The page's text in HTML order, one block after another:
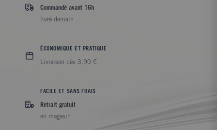
Commandé avant 16h
livré demain
ÉCONOMIQUE ET PRATIQUE
Livraison dès 3,90 €
FACILE ET SANS FRAIS
Retrait gratuit
en magasin